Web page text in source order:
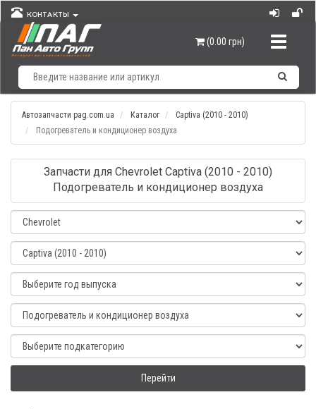
КОНТАКТЫ
(0.00 грн)
Автозапчасти pag.com.ua Каталог
Captiva (2010 - 2010)
Подогреватель и кондиционер воздуха
Запчасти для Chevrolet Captiva (2010 - 2010)
Подогреватель и кондиционер воздуха
Перейти